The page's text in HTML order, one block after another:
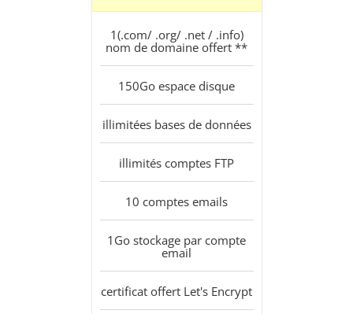
1(.com/ .org/ .net / .info)
nom de domaine offert **
150Go espace disque
illimitéesbases de données
illimités comptes FTP
10 comptes emails
1Go stockage par compte
email
certificat offert Let's Encrypt